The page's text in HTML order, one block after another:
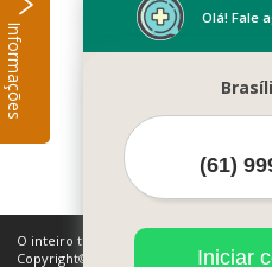
Home
Mais
O inteiro teor deste site está sujeito à
Copyright© Cetfisio (Lei 9610 de 19/02/
Olá! Fale
Iniciar
Informações